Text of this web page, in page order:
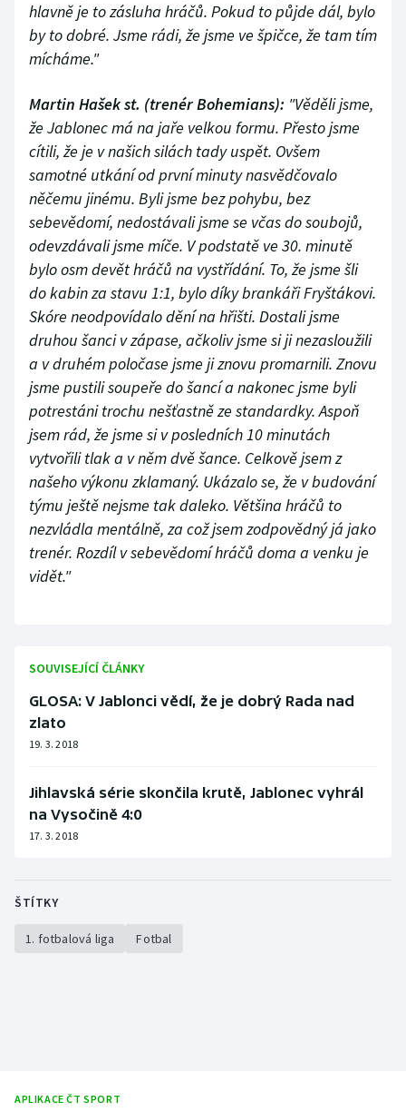
hlavně je to zásluha hráčů. Pokud to půjde dál, bylo
by to dobré. Jsme rádi, že jsme ve špičce, že tam tím
mícháme."
Martin Hašek st. (trenér Bohemians): "Věděli jsme,
že Jablonec má na jaře velkou formu. Přesto jsme
cítili, že je v našich silách tady uspět. Ovšem
samotné utkání od první minuty nasvědčovalo
něčemu jinému. Byli jsme bez pohybu, bez
sebevědomí, nedostávali jsme se včas do soubojů,
odevzdávali jsme míče. V podstatě ve 30. minutě
bylo osm devět hráčů na vystřídání. To, že jsme šli
do kabin za stavu 1:1, bylo díky brankáři Fryštákovi.
Skóre neodpovídalo dění na hřišti. Dostali jsme
druhou šanci v zápase, ačkoliv jsme si ji nezasloužili
a v druhém poločase jsme ji znovu promarnili. Znovu
jsme pustili soupeře do šancí a nakonec jsme byli
potrestáni trochu nešťastně ze standardky. Aspoň
jsem rád, že jsme si v posledních 10 minutách
vytvořili tlak a v něm dvě šance. Celkově jsem z
našeho výkonu zklamaný. Ukázalo se, že v budování
týmu ještě nejsme tak daleko. Většina hráčů to
nezvládla mentálně, za což jsem zodpovědný já jako
trenér. Rozdíl v sebevědomí hráčů doma a venku je
vidět."
SOUVISEJÍCÍ ČLÁNKY
GLOSA: V Jablonci vědí, že je dobrý Rada nad
zlato
19. 3. 2018
Jihlavská série skončila krutě, Jablonec vyhrál
na Vysočině 4:0
17. 3. 2018
ŠTÍTKY
1. fotbalová liga Fotbal
APLIKACE ČT SPORT